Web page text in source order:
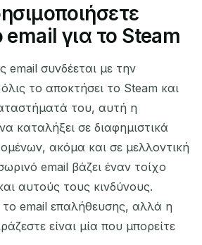
διεύθυνση
σας:
QR
Αλλαγή email
Ανανέωση
για το Steam
email συνδέεται με την
το αποκτήσει το Steam και
του, αυτή η
καταλήξει σε διαφημιστικά
ακόμα και σε μελλοντική
email βάζει έναν τοίχο
αυτούς τους κινδύνους.
το email επαλήθευσης, αλλά η
είναι μία που μπορείτε